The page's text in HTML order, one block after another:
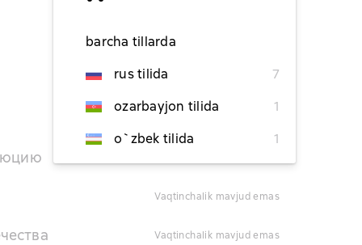
barcha tillarda
rus tilida
7
ozarbayjon tilida
1
o`zbek tilida
1
40 981,20 soʻm
vaqtinchalik mavjud emas
vaqtinchalik mavjud emas